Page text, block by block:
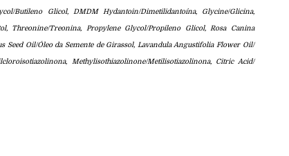
Butileno Glicol, DMDM Hydantoin/Dimetilidantoína, Glycine/Glicina,
Threonine/Treonina, Propylene Glycol/Propileno Glicol, Rosa Canina
Seed Oil/Óleo da Semente de Girassol, Lavandula Angustifolia Flower Oil/
Methylisothiazolinone/Metilisotiazolinona, Citric Acid/